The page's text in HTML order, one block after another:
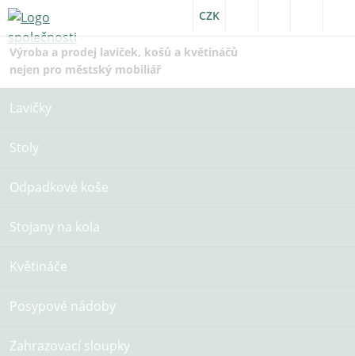
CZK
Výroba a prodej laviček, košů a květináčů
nejen pro městský mobiliář
Lavičky
Stoly
Odpadkové koše
Stojany na kola
Květináče
Posypové nádoby
Zahrazovací sloupky